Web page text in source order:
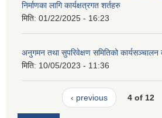
निर्माणका लागि कार्यक्षत्रगत शर्तहरु
मिति: 01/22/2025 - 16:23
अनुगमन तथा सुपरिवेक्षण समितिको कार्यसञ्चालन
मिति: 10/05/2023 - 11:36
‹ previous 4 of 12